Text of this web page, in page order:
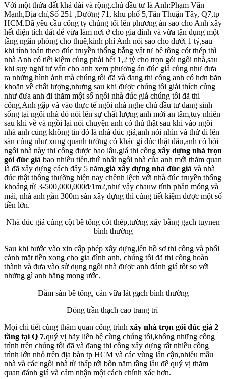
Với một thửa đất khá dài và rộng,chủ đầu tư là Anh:Phạm Văn
Mạnh,Địa chỉ,Số 251 ,Đường 71, khu phố 5,Tân Thuận Tây, Q7,tp
HCM.Đã yêu cầu công ty chúng tôi lên phương án sao cho Anh xây
hết diện tích đất để vừa làm nơi ở cho gia đình và vừa tận dụng một
tầng ngăn phòng cho thuê,kinh phí Anh nói sao cho dưới 1 tỷ,sau
khi tính toán theo đúc truyền thống bằng vật tư bê tông cót thép thì
nhà Anh có tiết kiệm củng phải hết 1,2 tỷ cho trọn gói ngôi nhà,sau
khi suy nghĩ tư vấn cho anh xem phương án đúc giả củng như đưa
ra những hình ảnh mà chúng tôi đã và đang thi công anh có hơn băn
khoăn về chất lượng,nhưng sau khi được chúng tôi giải thích củng
như đưa anh đi thăm một số ngôi nhà đúc giả chúng tôi đã thi
công,Anh gặp và vào thực tế ngôi nhà nghe chủ đầu tư đang sinh
sống tại ngôi nhà đó nói lên sự chất lượng anh mới an tâm,tuy nhiên
sau khi về và ngồi lại nói chuyện anh có thú thật sau khi vào ngôi
nhà anh củng không tin đó là nhà đúc giả,anh nói nhìn và thử đi lên
sàn củng như xung quanh tường có khác gì đúc thật đâu,anh có hỏi
ngôi nhà này thi công được bao lâu,giá thi công xây dựng nhà trọn
gói đúc giả bao nhiêu tiền,thứ nhất ngôi nhà của anh mới thăm quan
là đã xây dựng cách đây 5 năm,giá xây dựng nhà đúc giả và nhà
đúc thật thông thường hiện nay chênh lệch với nhà đúc truyền thống
khoảng từ 3-500,000,000đ/1m2,như vậy chauw tính phần móng và
mái, nhà anh gần 300m sàn xây dựng thì củng tiết kiệm được một số
tiền lớn.
Nhà đúc giả củng cột bê tông cót thép,tường xây bằng gạch tuynen
bình thường
Sau khi bước vào xin cấp phép xây dựng,lên hồ sơ thi công và phối
cảnh mặt tiền xong cho gia đình anh, chúng tôi đã thi công hoàn
thành và đưa vào sử dụng ngôi nhà được anh đánh giá tốt so với
những gì anh hằng mong ước.
Dầm sàn bê tông, cán vữa lát gạch bình thường
Đóng trần thạch cao trang trí
Mọi chi tiết cùng thăm quan công trình xây nhà trọn gói đúc giả 2
tầng tại Q 7,quý vị hãy liên hệ cùng chúng tôi,không những công
trình trên chúng tôi đã và đang thi công xây dựng rất nhiều công
trình lớn nhỏ trên địa bàn tp HCM và các vùng lân cận,nhiều mẫu
nhà và các ngôi nhà từ thấp tới bốn năm tầng lầu để quý vị thăm
quan đánh giá và cảm nhận một cách chính xác hơn.